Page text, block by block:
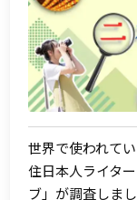
世界で使われて
住日本人ライタ
ブ」が調査しまし